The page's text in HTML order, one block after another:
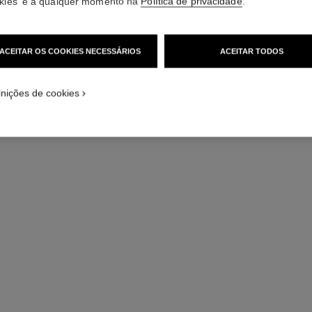
tamanho standard
Ouro branco de
Ref. J11362
ACEITAR OS COOKIES NECESSÁRIOS ACEITAR TODOS
de cookies